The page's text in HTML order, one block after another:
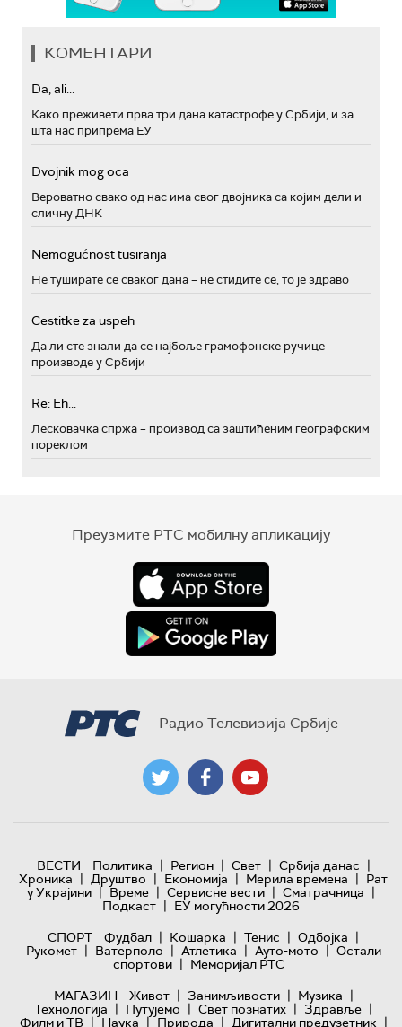
КОМЕНТАРИ
Da, ali...
Како преживети прва три дана катастрофе у Србији, и за
шта нас припрема ЕУ
Dvojnik mog oca
Вероватно свако од нас има свог двојника са којим дели и
сличну ДНК
Nemogućnost tusiranja
Не туширате се сваког дана – не стидите се, то је здраво
Cestitke za uspeh
Да ли сте знали да се најбоље грамофонске ручице
производе у Србији
Re: Eh...
Лесковачка спржа – производ са заштићеним географским
пореклом
Преузмите РТС мобилну апликацију
Радио Телевизија Србије
ВЕСТИ Политика | Регион | Свет | Србија данас |
Хроника | Друштво | Економија | Мерила времена | Рат
у Украјини | Време | Сервисне вести | Сматрачница |
Подкаст | ЕУ могућности 2026
СПОРТ
Фудбал | Кошарка | Тенис | Одбојка |
Рукомет | Ватерполо | Атлетика | Ауто-мото | Остали
спортови | Меморијал РТС
МАГАЗИН
Живот | Занимљивости | Музика |
Технологијa | Путујемо | Свет познатих | Здравље |
Филм и ТВ | Наука | Природа | Дигитални предузетник |